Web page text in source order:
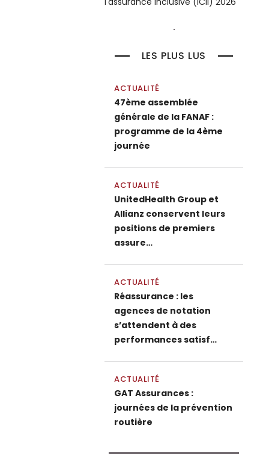
LES PLUS LUS
ACTUALITÉ
47ème assemblée
générale de la FANAF :
programme de la 4ème
journée
ACTUALITÉ
UnitedHealth Group et
Allianz conservent leurs
positions de premiers
assure…
ACTUALITÉ
Réassurance : les
agences de notation
s’attendent à des
performances satisf…
ACTUALITÉ
GAT Assurances :
journées de la prévention
routière